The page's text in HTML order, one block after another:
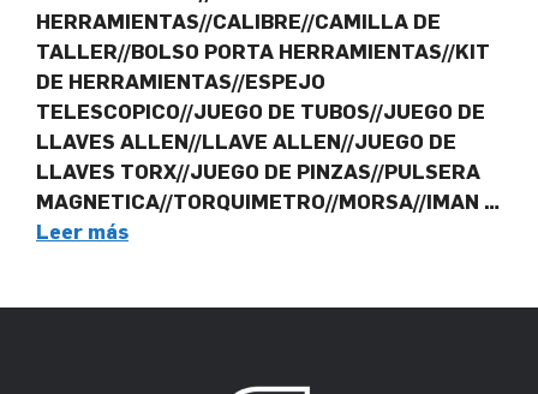
HERRAMIENTAS//CALIBRE//CAMILLA DE
TALLER//BOLSO PORTA HERRAMIENTAS//KIT
DE HERRAMIENTAS//ESPEJO
TELESCOPICO//JUEGO DE TUBOS//JUEGO DE
LLAVES ALLEN//LLAVE ALLEN//JUEGO DE
LLAVES TORX//JUEGO DE PINZAS//PULSERA
MAGNETICA//TORQUIMETRO//MORSA//IMAN …
Leer más